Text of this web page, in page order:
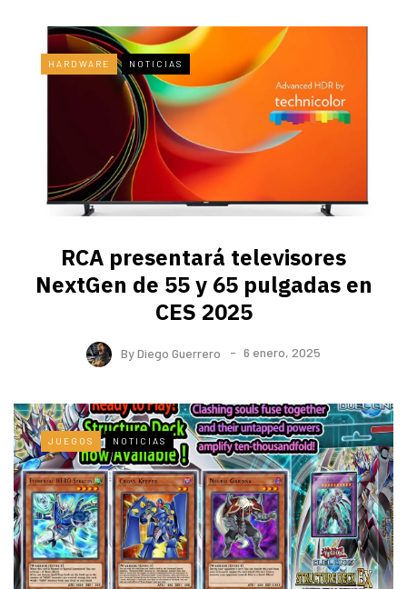
HARDWARE NOTICIAS
RCA presentará televisores
NextGen de 55 y 65 pulgadas en
CES 2025
ByDiego Guerrero 6 enero, 2025
JUEGOS NOTICIAS